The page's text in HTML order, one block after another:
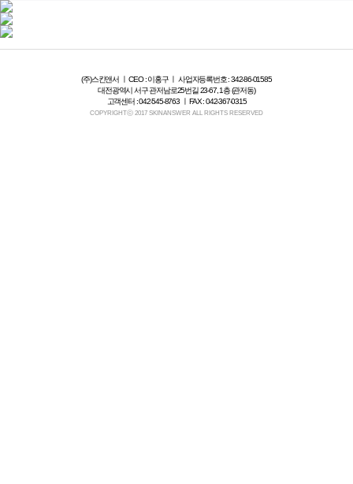
(주)스킨앤서 ㅣ CEO : 이홍구 ㅣ 사업자등록번호 : 342-86-01585
대전광역시 서구 관저남로25번길 23-67, 1층 (관저동)
고객센터 : 042-545-8763 ㅣ FAX : 042-367-0315
COPYRIGHTⓒ 2017 SKINANSWER ALL RIGHTS RESERVED